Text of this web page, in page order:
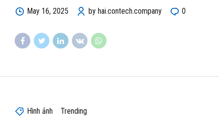
May 16, 2025 by hai.contech.company 0
Hình ảnh Trending